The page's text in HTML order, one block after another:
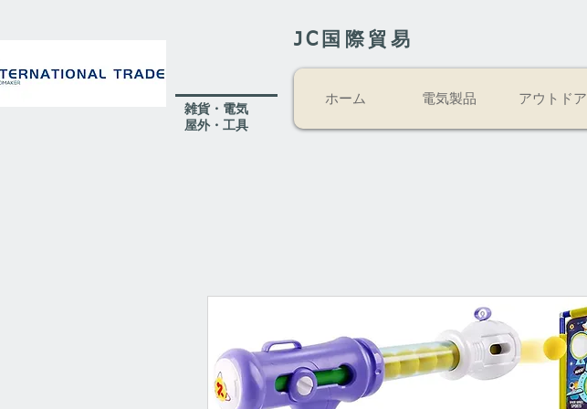
JC国際貿易
​雑貨・電気
​屋外・工具
ホーム 電気製品 アウトドア